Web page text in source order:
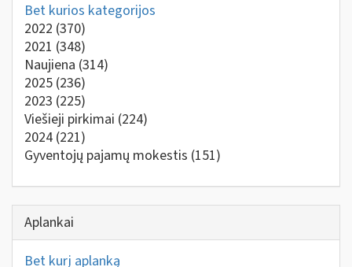
Bet kurios kategorijos
2022 (370)
2021 (348)
Naujiena (314)
2025 (236)
2023 (225)
Viešieji pirkimai (224)
2024 (221)
Gyventojų pajamų mokestis (151)
Aplankai
Bet kurį aplanką